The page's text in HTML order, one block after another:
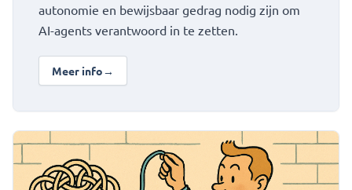
autonomie en bewijsbaar gedrag nodig zijn om
AI-agents verantwoord in te zetten.
Meer info
over Het Agent Manifesto: betrouwbare AI-agents
→
Bekijk Case: factuurstromen automatiseren voor meerdere